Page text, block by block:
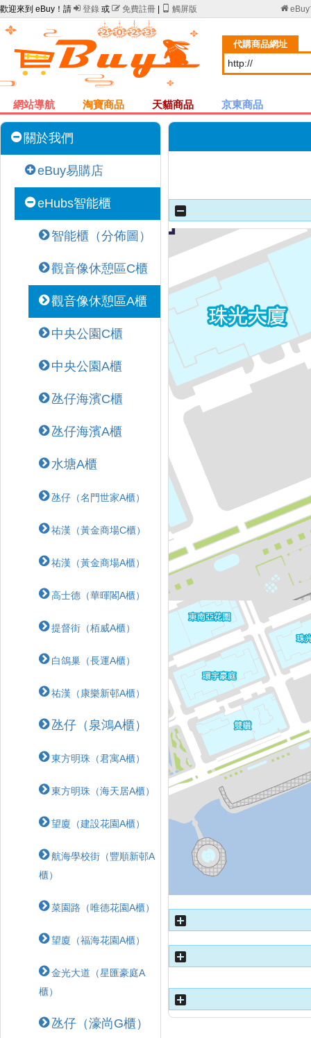
歡迎來到 eBuy！請  登錄 或  免費註冊 觸屏版 eBuy
代購商品網址
網站導航 淘寶商品 天貓商品 京東商品
關於我們
eBuy易購店
eHubs智能櫃
智能櫃（分佈圖）
觀音像休憩區C櫃
觀音像休憩區A櫃
中央公園C櫃
中央公園A櫃
氹仔海濱C櫃
氹仔海濱A櫃
水塘A櫃
氹仔（名門世家A櫃）
祐漢（黃金商場C櫃）
祐漢（黃金商場A櫃）
高士德（華暉閣A櫃）
提督街（栢威A櫃）
白鴿巢（長運A櫃）
祐漢（康樂新邨A櫃）
氹仔（泉鴻A櫃）
東方明珠（君寓A櫃）
東方明珠（海天居A櫃）
望廈（建設花園A櫃）
航海學校街（豐順新邨A
櫃）
菜園路（唯德花園A櫃）
望廈（福海花園A櫃）
金光大道（星匯豪庭A
櫃）
氹仔（濠尚G櫃）